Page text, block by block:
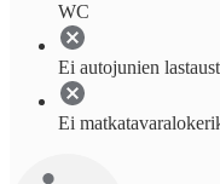
WC
Ei autojunien
Ei